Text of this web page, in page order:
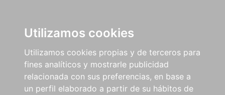
Utilizamos cookies
Utilizamos cookies propias y de terceros para
fines analíticos y mostrarle publicidad
relacionada con sus preferencias, en base a
un perfil elaborado a partir de su hábitos de